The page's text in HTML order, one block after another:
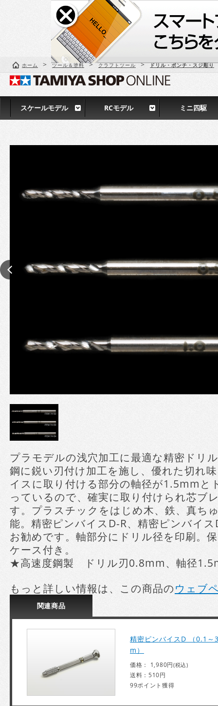
スケールモデル RCモデル ミニ四駆
ホーム > ツール＆塗料 > クラフトツール > ドリル・ポンチ・スジ彫り
プラモデルの浅穴加工に最適な精密ドリ
鋼に鋭い刃付け加工を施し、優れた切れ
イスに取り付ける部分の軸径が1.5mmと
っているので、確実に取り付けられ芯ブ
す。プラスチックをはじめ木、鉄、真ち
能。精密ピンバイスD-R、精密ピンバイ
お勧めです。軸部分にドリル径を印刷。
ケース付き。
★高速度鋼製 ドリル刃0.8mm、軸径
もっと詳しい情報は、この商品のウェブ
関連商品
精密ピンバイスD （0.1～
m）
価格： 1,980円(税込)
送料：510円
99ポイント獲得